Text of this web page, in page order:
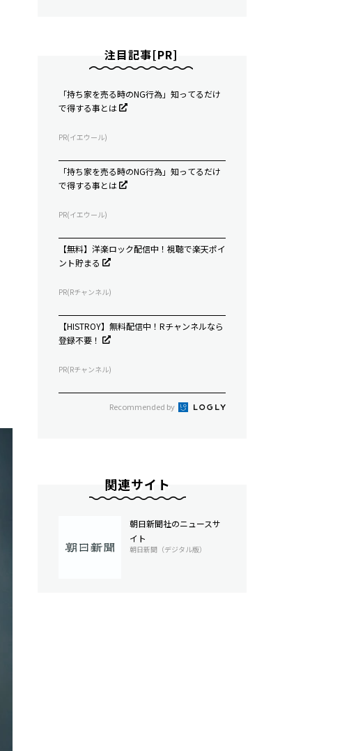
注目記事[PR]
「持ち家を売る時のNG行為」知ってるだけ
で得する事とは
PR(イエウール)
「持ち家を売る時のNG行為」知ってるだけ
で得する事とは
PR(イエウール)
【無料】洋楽ロック配信中！視聴で楽天ポイ
ント貯まる
PR(Rチャンネル)
【HISTROY】無料配信中！Rチャンネルなら
登録不要！
PR(Rチャンネル)
Recommended by
関連サイト
朝日新聞社のニュースサ
イト
朝日新聞（デジタル版）